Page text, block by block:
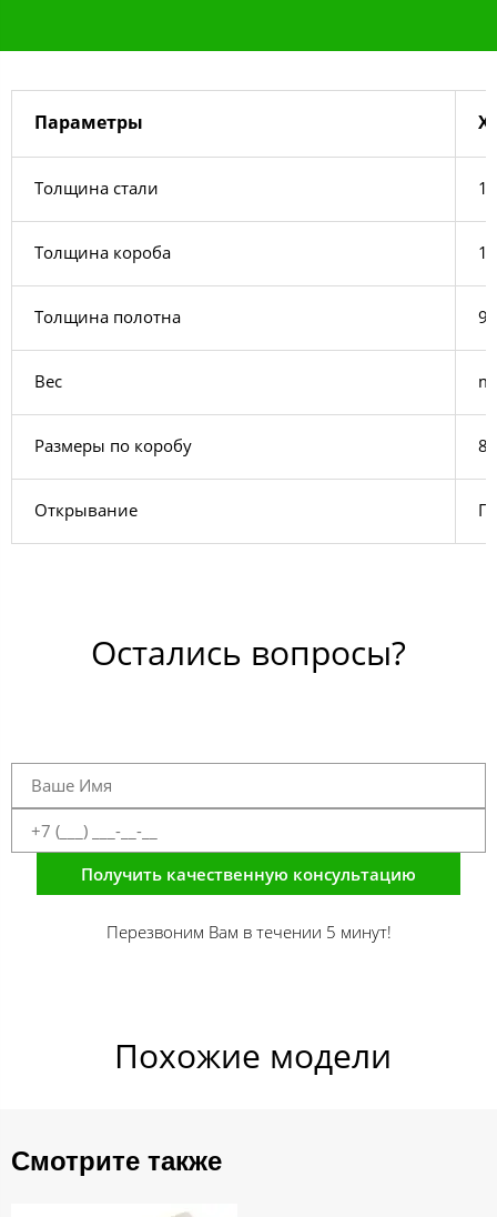
Параметры
Толщина стали
Толщина короба
Толщина полотна
Вес m​
Размеры по коробу
Открывание
Остались вопросы?
Получить качественную консультацию
Перезвоним Вам в течении 5 минут!
Похожие​ модели
Смотрите также